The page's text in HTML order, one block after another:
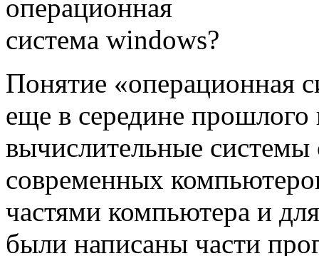
Понятие «операционная
еще в середине прошлого
вычислительные системы
современных
частями компьютера и
были написаны части